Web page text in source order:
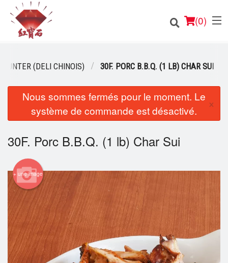
(0)
Commander en ligne
Emplacement
Français
Connection
Inscription
Panier (0)
Rechercher
(DELI CHINOIS) 30F. PORC B.B.Q. (1 LB) CHAR SUI
Nous sommes fermés pour le moment. Le
système de commande est désactivé.
×
30F. Porc B.B.Q. (1 lb) Char Sui
+ une image